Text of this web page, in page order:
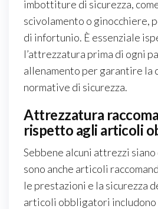
imbottiture di sicurezza,
scivolamento o ginocchiere,
di infortunio. È essenziale
l’attrezzatura prima di ogni
allenamento per garantire la
normative di sicurezza.
Attrezzatura
rispetto agli articoli
Sebbene alcuni attrezzi
sono anche articoli
le prestazioni e la sicurezza
articoli obbligatori includono